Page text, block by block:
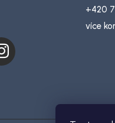
+420
více